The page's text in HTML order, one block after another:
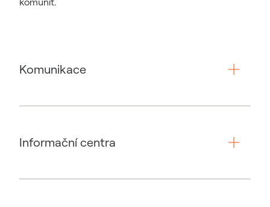
Komunikace
napříč ESG tématy, stavu distribuční sítě a investicích
Informační centra